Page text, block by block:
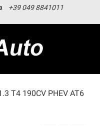
+39 049 8841011
T4 190CV PHEV AT6